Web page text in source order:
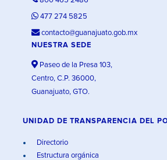
477 274 5825
contacto@guanajuato.gob.mx
NUESTRA SEDE
Paseo de la Presa 103,
Centro, C.P. 36000,
Guanajuato, GTO.
UNIDAD DE TRANSPARENCIA DEL
Directorio
Estructura orgánica